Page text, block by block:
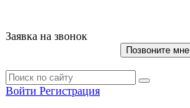
Заявка на звонок
Позвоните мне
Войти Регистрация